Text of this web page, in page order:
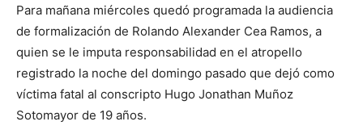
Para mañana miércoles quedó programada la audiencia
de formalización de Rolando Alexander Cea Ramos, a
quien se le imputa responsabilidad en el atropello
registrado la noche del domingo pasado que dejó como
víctima fatal al conscripto Hugo Jonathan Muñoz
Sotomayor de 19 años.